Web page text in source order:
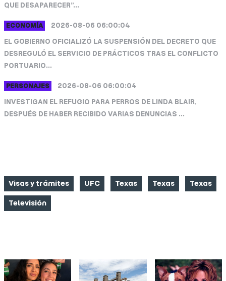
QUE DESAPARECER”...
ECONOMÍA
2026-08-06 06:00:04
EL GOBIERNO OFICIALIZÓ LA SUSPENSIÓN DEL DECRETO QUE
DESREGULÓ EL SERVICIO DE PRÁCTICOS TRAS EL CONFLICTO
PORTUARIO...
PERSONAJES
2026-08-06 06:00:04
INVESTIGAN EL REFUGIO PARA PERROS DE LINDA BLAIR,
DESPUÉS DE HABER RECIBIDO VARIAS DENUNCIAS ...
Visas y trámites UFC Texas Texas Texas
Televisión